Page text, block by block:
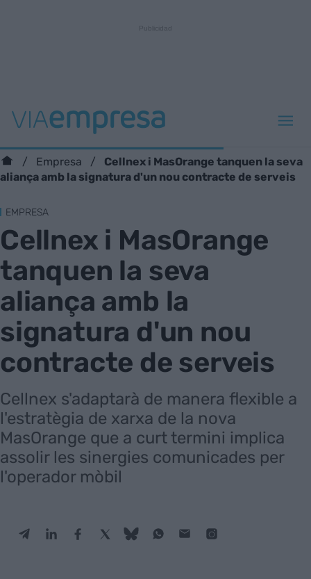
Empresa
Cellnex i MasOrange tanquen la seva
aliança amb la signatura d'un nou contracte de serveis
EMPRESA
Cellnex i MasOrange
tanquen la seva
aliança amb la
signatura d'un nou
contracte de serveis
Cellnex s'adaptarà de manera flexible a
l'estratègia de xarxa de la nova
MasOrange que a curt termini implica
assolir les sinergies comunicades per
l'operador mòbil